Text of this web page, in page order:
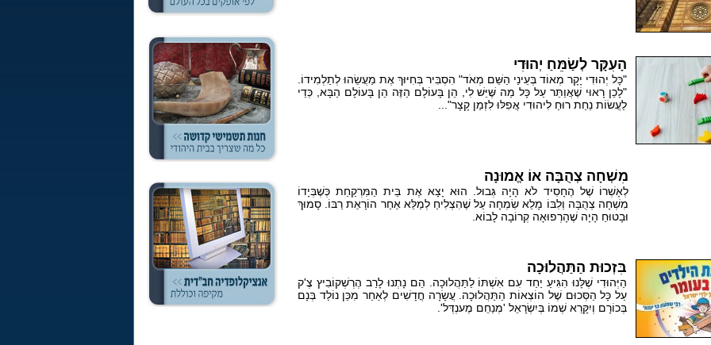
הָעִקָּר לְשַׂמֵּחַ יְהוּדִי
"כָּל יְהוּדִי יָקָר מְאוֹד בְּעֵינַי הַשֵּׁם מְאֹד" הִסְבִּיר בְּחִיּוּךְ אֶת מַעֲשֵׂהוּ לְתַלְמִידוֹ.
"לָכֵן רָאוּי שֶׁאֲוַתֵּר עַל כָּל מַה שֶּׁיֵּשׁ לִי, הֵן בָּעוֹלָם הַזֶּה הֵן בָּעוֹלָם הַבָּא, כְּדֵי
לַעֲשׂוֹת נַחַת רוּחַ לִיהוּדִי אֲפִלּוּ לִזְמַן קָצָר"...
מִשְׁחָה צְהֻבָּה אוֹ אֱמוּנָה
לְאָשְׁרוֹ שֶׁל הֶחָסִיד לֹא הָיָה גְּבוּל. הוּא יָצָא אֶת בֵּית הַמִּרְקַחַת כְּשֶׁבְּיָדוֹ
מִשְׁחָה צְהֻבָּה וְלִבּוֹ מָלֵא שִׂמְחָה עַל שֶׁהִצְלִיחַ לְמַלֵּא אַחַר הוֹרָאַת רַבּוֹ. סָמוּךְ
וּבָטוּחַ הָיָה שֶׁהָרְפוּאָה קְרוֹבָה לָבוֹא.
בִּזְכוּת הַתַּהֲלוּכָה
הַיְּהוּדִי שֶׁלָּנוּ הִגִּיעַ יַחַד עִם אִשְׁתּוֹ לַתַּהֲלוּכָה. הֵם נָתְנוּ לָרַב הֶרְשְׁקוֹבִיץ צֶ'ק
עַל כָּל הַסְּכוּם שֶׁל הוֹצְאוֹת הַתַּהֲלוּכָה. עֲשָׂרָה חֳדָשִׁים לְאַחַר מִכֵּן נוֹלַד בְּנָם
בְּכוֹרָם וְיִקָּרֵא שְׁמוֹ בְּיִשְׂרָאֵל 'מְנַחֵם מֶענְדְּל'.